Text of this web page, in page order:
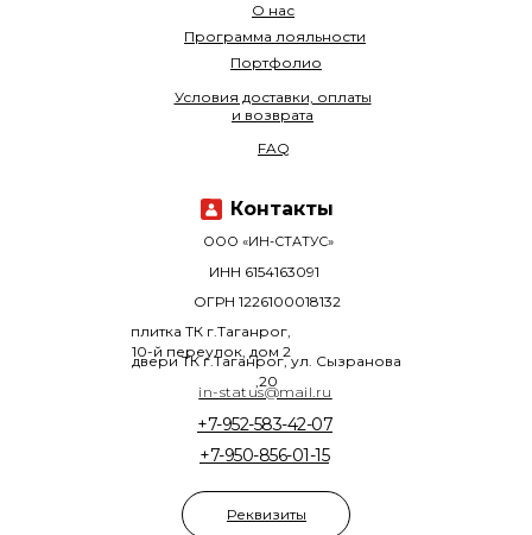
+7-950-856-01-15
+7-952-583-42-07
О нас
Программа лояльности
Портфолио
ООО «ИН-СТАТУС»
плитка ТК г.Таганрог,
10-й переулок, дом 2
двери ТК г.Таганрог, ул. Сызранова
,20
ОГРН 1226100018132
ИНН 6154163091
Условия доставки, оплаты
и возврата
FAQ
in-status@mail.ru
Контакты
Реквизиты